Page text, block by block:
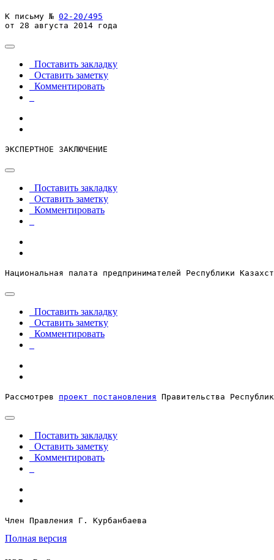
К письму № 02-20/495
от 28 августа 2014 года
Поставить закладку
Оставить заметку
Комментировать
ЭКСПЕРТНОЕ ЗАКЛЮЧЕНИЕ
Поставить закладку
Оставить заметку
Комментировать
Национальная палата предпринимателей Республики
Поставить закладку
Оставить заметку
Комментировать
Рассмотрев проект постановления Правительства
Поставить закладку
Оставить заметку
Комментировать
Член Правления Г. Курбанбаева
Полная версия